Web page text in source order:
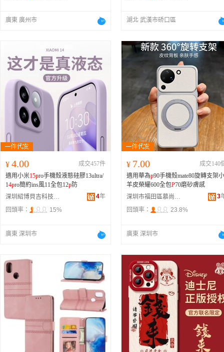
廣東 廣州市 湖北 武漢市硚口區
¥ 4.00
成交457件
適用小米15pro手機殼液態硅膠13ultra/
14pro簡約ins風11全包12p防
深圳紹博貝吉科技有限公司
4年
回頭率：
15%
廣東 深圳市
¥ 7.00
成交140
適用華為p90手機殼mate80旋轉支架小
羊皮榮耀600全包P70磨砂膚感
深圳市福田區慕尚科技商行
3
回頭率：
23.8%
廣東 深圳市